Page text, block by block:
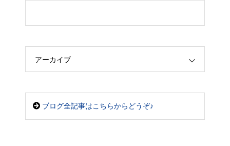
アーカイブ
ブログ全記事はこちらからどうぞ♪